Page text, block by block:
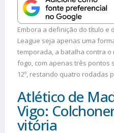
Embora a definição do título e
League seja apenas uma
temporada, a batalha contra
fogo, com apenas três pontos
12º, restando quatro rodadas
Atlético de
Vigo:
vitória